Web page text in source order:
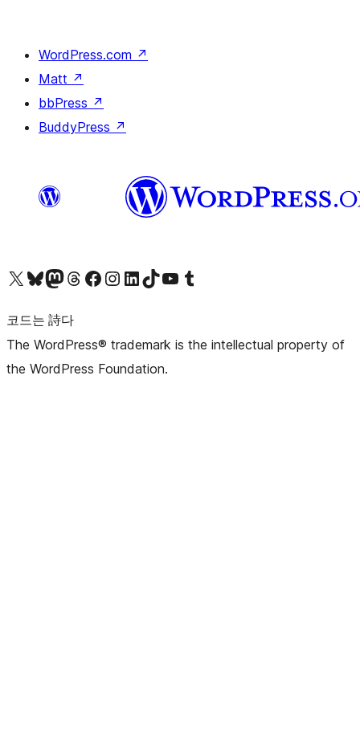
WordPress.com ↗
Matt ↗
bbPress ↗
BuddyPress ↗
X(이전 트위터) 계정 방문하기블루스카이 계정 방문하기마스토돈 계정 방문하기스레드 계정 방문하기 페이스북 페이지 방문하기인스타그램 계정 방문하기 LinkedIn 계정 방문하기틱톡 계정 방문하기유튜브 채널 방문하기 텀블러 계정 방문하기
코드는 詩다
The WordPress® trademark is the intellectual property of
the WordPress Foundation.